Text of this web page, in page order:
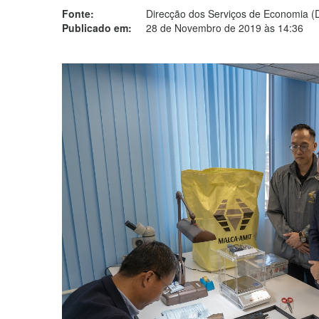
Fonte:
Direcção dos Serviços de Economia
Publicado em:
28 de Novembro de 2019 às 14:36